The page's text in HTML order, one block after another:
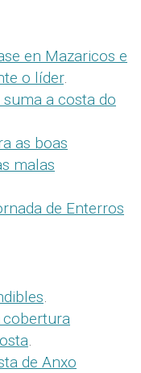
en Mazaricos e
o líder.
a costa do
as boas
malas
de Enterros
.
cobertura
.
de Anxo